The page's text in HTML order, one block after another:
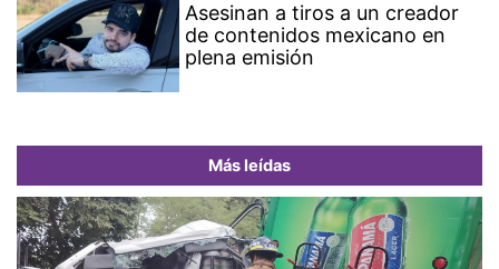
Asesinan a tiros a un creador
de contenidos mexicano en
plena emisión
Más leídas